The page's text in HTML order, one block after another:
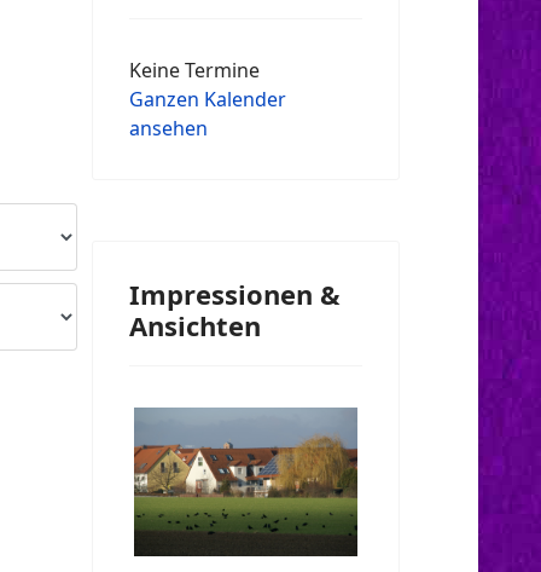
Keine Termine
Ganzen Kalender
ansehen
Impressionen &
Ansichten